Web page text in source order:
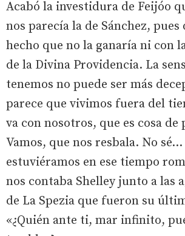
Acabó la investidura de Feijóo
nos parecía la de Sánchez, pues
hecho que no la ganaría ni con
de la Divina Providencia. La
tenemos no puede ser más
parece que vivimos fuera del
va con nosotros, que es cosa
Vamos, que nos resbala. No
estuviéramos en ese tiempo
nos contaba Shelley junto a las
de La Spezia que fueron su
«¿Quién ante ti, mar infinito,